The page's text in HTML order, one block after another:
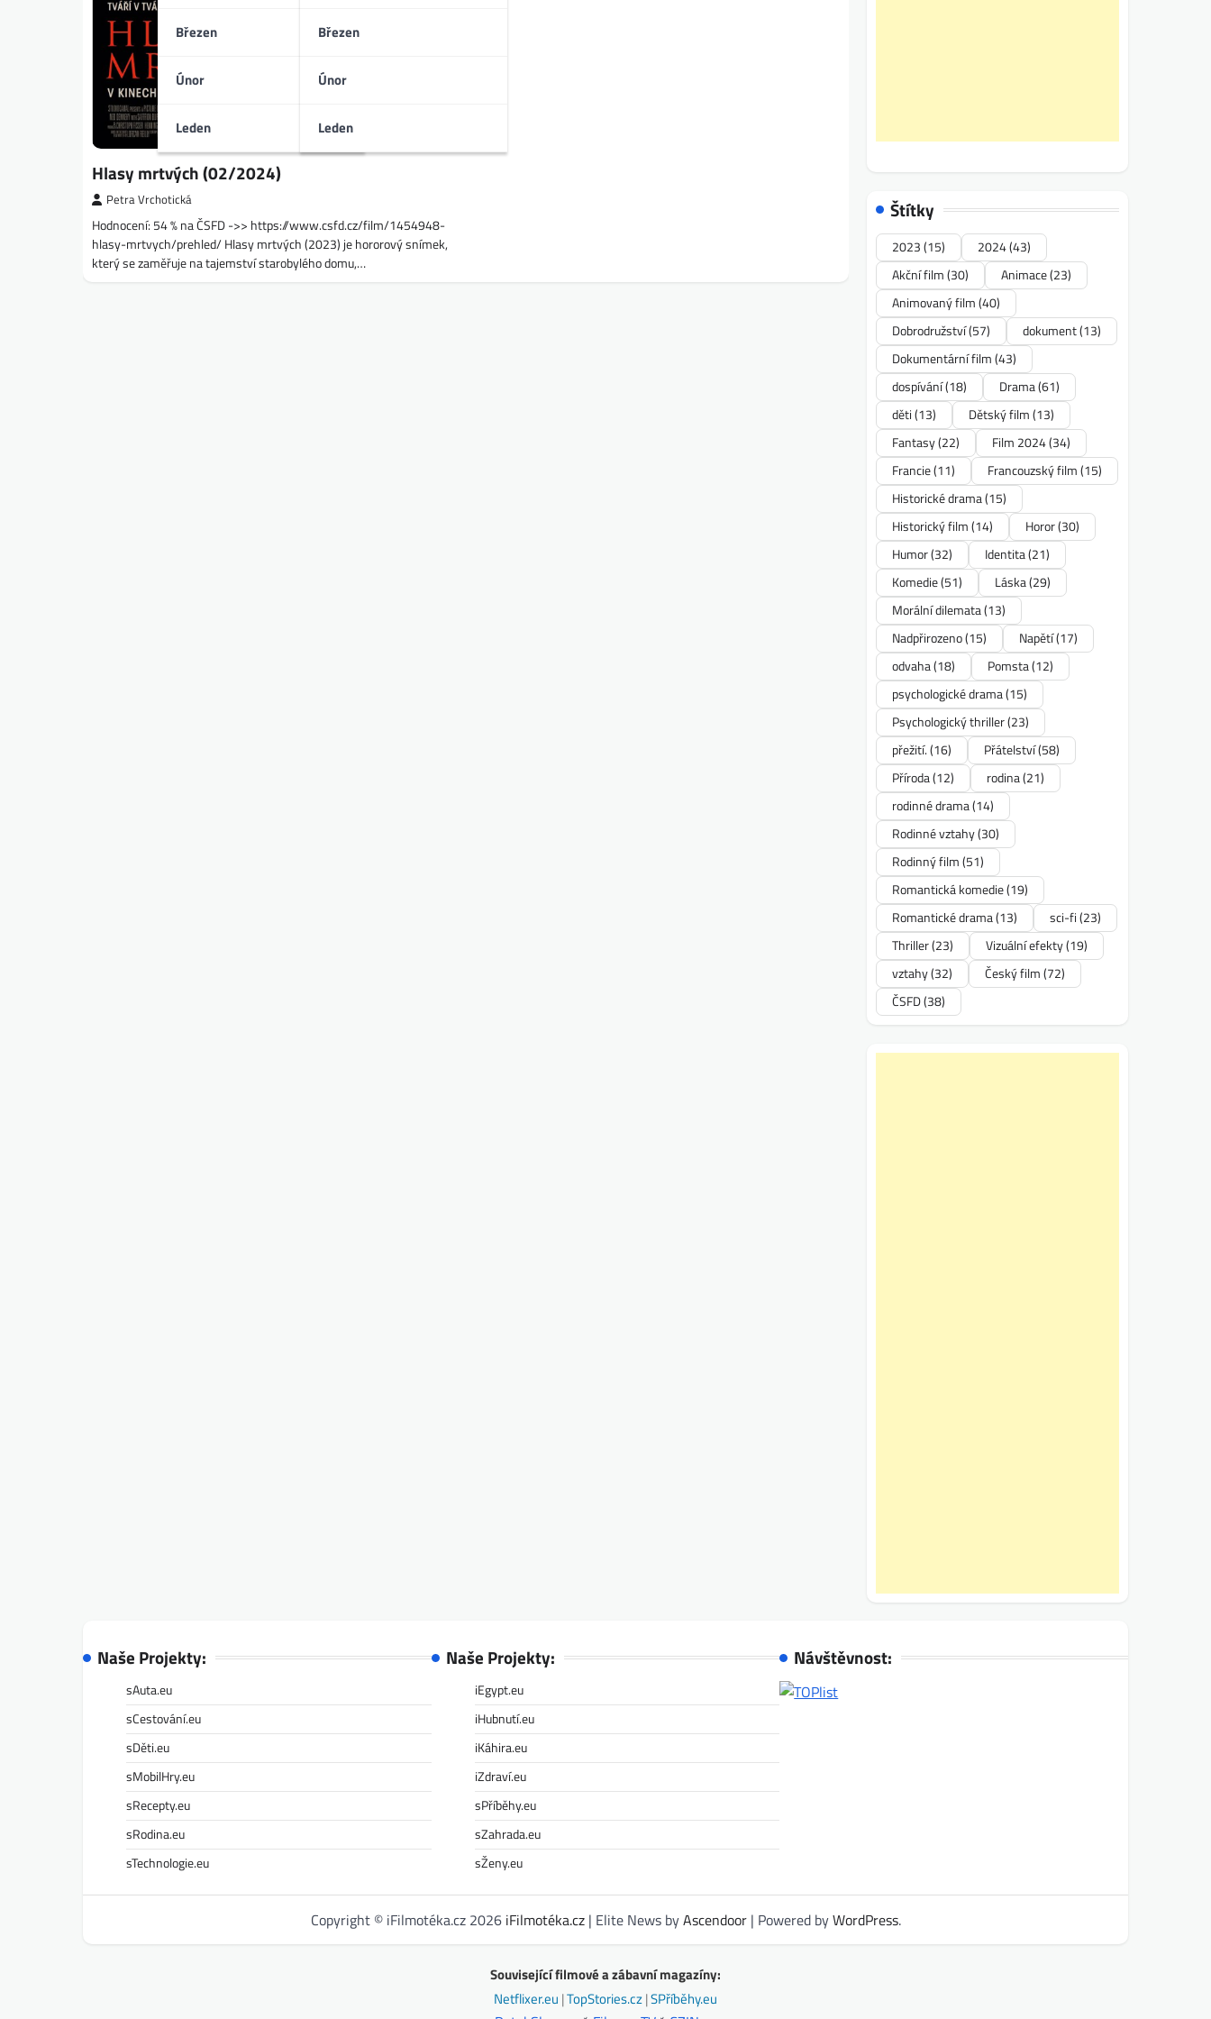
Březen
Únor
Leden
Březen
Únor
Leden
Hlasy mrtvých (02/2024)
Petra Vrchotická
Hodnocení: 54 % na ČSFD ->> https://www.csfd.cz/film/1454948-
hlasy-mrtvych/prehled/ Hlasy mrtvých (2023) je hororový snímek,
který se zaměřuje na tajemství starobylého domu,…
Štítky
2023(15) 2024(43)
Akční film(30) Animace(23)
Animovaný film(40)
Dobrodružství(57) dokument(13)
Dokumentární film(43)
dospívání(18) Drama(61)
děti(13) Dětský film(13)
Fantasy(22) Film 2024(34)
Francie(11) Francouzský film(15)
Historické drama(15)
Historický film(14) Horor(30)
Humor(32) Identita(21)
Komedie(51) Láska(29)
Morální dilemata(13)
Nadpřirozeno(15) Napětí(17)
odvaha(18) Pomsta(12)
psychologické drama(15)
Psychologický thriller(23)
přežití.(16) Přátelství(58)
Příroda(12) rodina(21)
rodinné drama(14)
Rodinné vztahy(30)
Rodinný film(51)
Romantická komedie(19)
Romantické drama(13) sci-fi(23)
Thriller(23) Vizuální efekty(19)
vztahy(32) Český film(72)
ČSFD(38)
Naše Projekty:
sAuta.eu
sCestování.eu
sDěti.eu
sMobilHry.eu
sRecepty.eu
sRodina.eu
sTechnologie.eu
Naše Projekty:
iEgypt.eu
iHubnutí.eu
iKáhira.eu
iZdraví.eu
sPříběhy.eu
sZahrada.eu
sŽeny.eu
Návštěvnost:
Copyright © iFilmotéka.cz 2026 iFilmotéka.cz| Elite News byAscendoor| Powered byWordPress.
Související filmové a zábavní magazíny:
Netflixer.eu |TopStories.cz|SPříběhy.eu